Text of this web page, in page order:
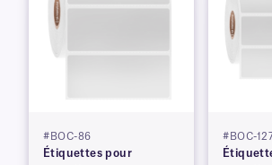
#BOC-86
Étiquettes pour
#BOC-